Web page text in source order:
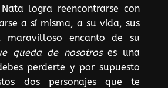
logra reencontrarse con
a sí misma, a su vida, sus
encanto de su
queda de nosotroses una
perderte y por supuesto
dos personajes que te